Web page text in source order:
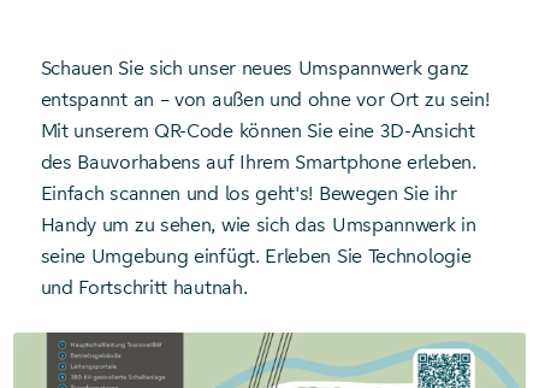
Schauen Sie sich unser neues Umspannwerk ganz
entspannt an – von außen und ohne vor Ort zu sein!
Mit unserem QR-Code können Sie eine 3D-Ansicht
des Bauvorhabens auf Ihrem Smartphone erleben.
Einfach scannen und los geht's! Bewegen Sie ihr
Handy um zu sehen, wie sich das Umspannwerk in
seine Umgebung einfügt. Erleben Sie Technologie
und Fortschritt hautnah.